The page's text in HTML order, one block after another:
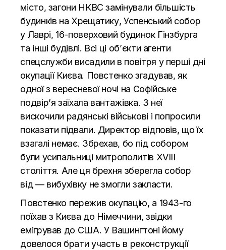
місто, загони НКВС замінували більшість
будинків на Хрещатику, Успенський собор
у Лаврі, 16-поверховий будинок Гінзбурга
та інші будівлі. Всі ці об’єкти агенти
спецслужби висадили в повітря у перші дні
окупації Києва. Повстенко згадував, як
одної з вересневої ночі на Софійське
подвір’я заїхала вантажівка. З неї
вискочили радянські військові і попросили
показати підвали. Директор відповів, що їх
взагалі немає. Збрехав, бо під собором
були усипальниці митрополитів XVIII
століття. Але ця брехня зберегла собор
від — вибухівку не змогли закласти.
Повстенко пережив окупацію, а 1943-го
поїхав з Києва до Німеччини, звідки
емігрував до США. У Вашингтоні йому
довелося брати участь в реконструкції